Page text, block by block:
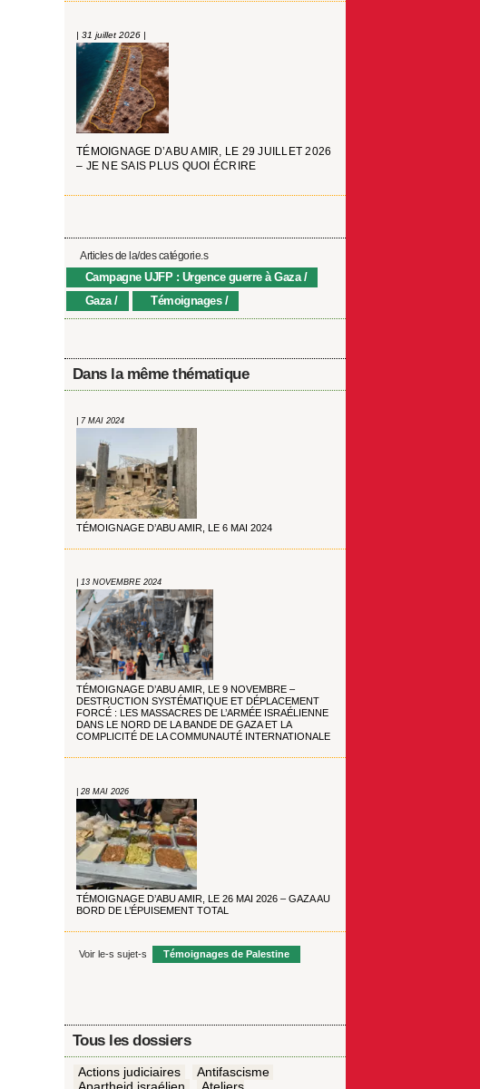
| 31 juillet 2026 |
TÉMOIGNAGE D’ABU AMIR, LE 29 JUILLET 2026
– JE NE SAIS PLUS QUOI ÉCRIRE
Articles de la/des catégorie.s
Campagne UJFP : Urgence guerre à Gaza
Gaza
Témoignages
Dans la même thématique
| 7 MAI 2024
TÉMOIGNAGE D’ABU AMIR, LE 6 MAI 2024
| 13 NOVEMBRE 2024
TÉMOIGNAGE D’ABU AMIR, LE 9 NOVEMBRE –
DESTRUCTION SYSTÉMATIQUE ET DÉPLACEMENT
FORCÉ : LES MASSACRES DE L’ARMÉE ISRAÉLIENNE
DANS LE NORD DE LA BANDE DE GAZA ET LA
COMPLICITÉ DE LA COMMUNAUTÉ INTERNATIONALE
| 28 MAI 2026
TÉMOIGNAGE D’ABU AMIR, LE 26 MAI 2026 – GAZA AU
BORD DE L’ÉPUISEMENT TOTAL
Voir le-s sujet-s Témoignages de Palestine
Tous les dossiers
Actions judiciaires
Antifascisme